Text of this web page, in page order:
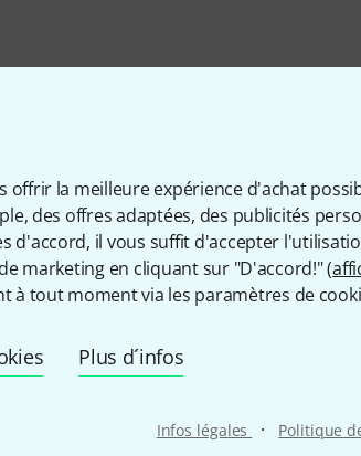
offrir la meilleure expérience d'achat
des offres adaptées, des publicités
d'accord, il vous suffit d'accepter
marketing en cliquant sur "D'accord!" (
à tout moment via les paramètres de
Plus d´infos
Infos légales · Politique